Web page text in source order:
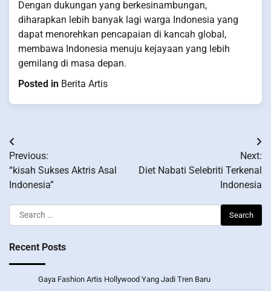
Dengan dukungan yang berkesinambungan,
diharapkan lebih banyak lagi warga Indonesia yang
dapat menorehkan pencapaian di kancah global,
membawa Indonesia menuju kejayaan yang lebih
gemilang di masa depan.
Posted in Berita Artis
Post
navigation
Previous:
“kisah Sukses Aktris Asal
Indonesia”
Next:
Diet Nabati Selebriti Terkenal
Indonesia
Search
for:
Recent Posts
Gaya Fashion Artis Hollywood Yang Jadi Tren Baru